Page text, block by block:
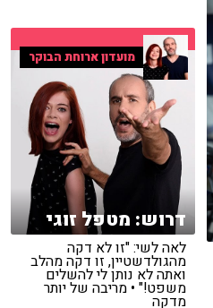
מועדון ארוחת הבוקר
דרוש: מטפל זוגי
לאה לשי: "זו לא דקה
מהגולדשטיין, זו דקה מהלב
ואתה לא נותן לי להשלים
משפט!" • מריבה של יותר
מדקה